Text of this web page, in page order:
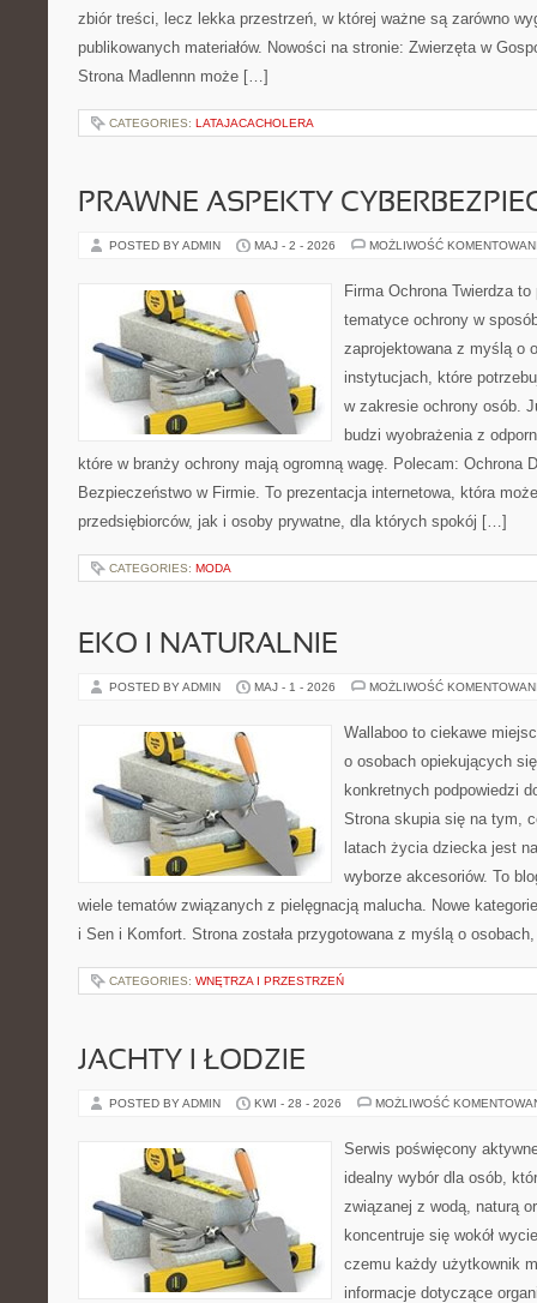
zbiór treści, lecz lekka przestrzeń, w której ważne są zarówno
publikowanych materiałów. Nowości na stronie: Zwierzęta w
Strona Madlennn może […]
CATEGORIES: LATAJACACHOLERA
PRAWNE ASPEKTY
POSTED BY ADMIN MAJ - 2 - 2026 MOŻLIWOŚĆ
Firma Ochrona Twierdza
tematyce ochrony w
zaprojektowana z myślą o
instytucjach, które
w zakresie ochrony osób.
budzi wyobrażenia z
które w branży ochrony mają ogromną wagę. Polecam: Ochrona
Bezpieczeństwo w Firmie. To prezentacja internetowa, która
przedsiębiorców, jak i osoby prywatne, dla których spokój […]
CATEGORIES: MODA
EKO I NATURALNIE
POSTED BY ADMIN MAJ - 1 - 2026 MOŻLIWOŚĆ
Wallaboo to ciekawe
o osobach opiekujących
konkretnych podpowiedzi
Strona skupia się na tym,
latach życia dziecka jest
wyborze akcesoriów. To
wiele tematów związanych z pielęgnacją malucha. Nowe
i Sen i Komfort. Strona została przygotowana z myślą o
CATEGORIES: WNĘTRZA I PRZESTRZEŃ
JACHTY I ŁODZIE
POSTED BY ADMIN KWI - 28 - 2026 MOŻLIWOŚĆ
Serwis poświęcony
idealny wybór dla osób,
związanej z wodą, naturą
koncentruje się wokół
czemu każdy użytkownik
informacje dotyczące